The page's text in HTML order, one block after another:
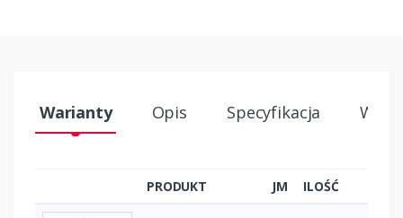
Warianty Opis Specyfikacja
PRODUKT JM ILOŚĆ